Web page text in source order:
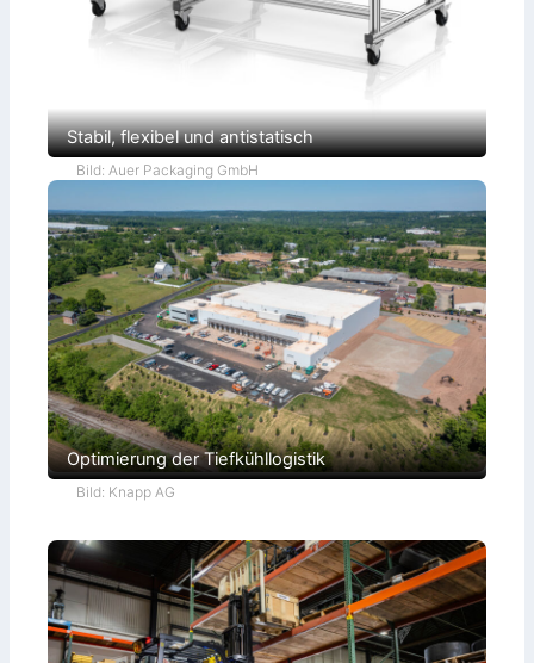
Stabil, flexibel und antistatisch
Bild: Auer Packaging GmbH
Optimierung der Tiefkühllogistik
Bild: Knapp AG